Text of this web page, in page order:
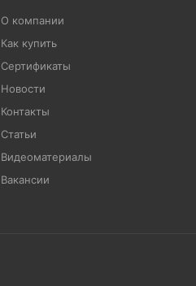
О компании
Как купить
Сертификаты
Новости
Контакты
Статьи
Видеоматериалы
Вакансии